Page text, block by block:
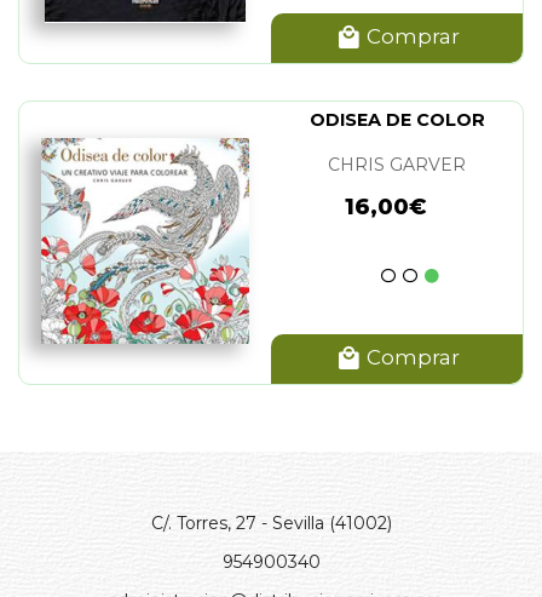
Comprar
ODISEA DE COLOR
CHRIS GARVER
16,00€
Comprar
C/. Torres, 27 - Sevilla (41002)
954900340